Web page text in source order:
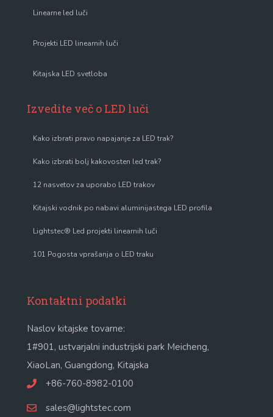
Linearne led luči
Projekti LED linearnih luči
Kitajska LED svetloba
Izvedite več o LED luči
Kako izbrati pravo napajanje za LED trak?
Kako izbrati bolj kakovosten led trak?
12 nasvetov za uporabo LED trakov
Kitajski vodnik po nabavi aluminijastega LED profila
Lightstec® Led projekti linearnih luči
101 Pogosta vprašanja o LED traku
Kontaktni podatki
Naslov kitajske tovarne:
1#901, ustvarjalni industrijski park Meicheng,
XiaoLan, Guangdong, Kitajska
+86-760-8982-0100
sales@lightstec.com